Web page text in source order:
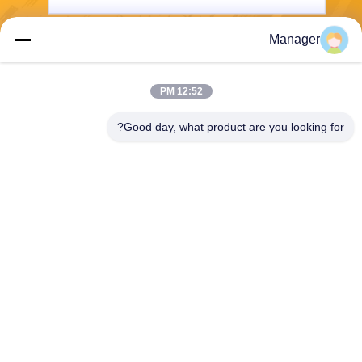
Manager
12:52 PM
Good day, what product are you looking for?